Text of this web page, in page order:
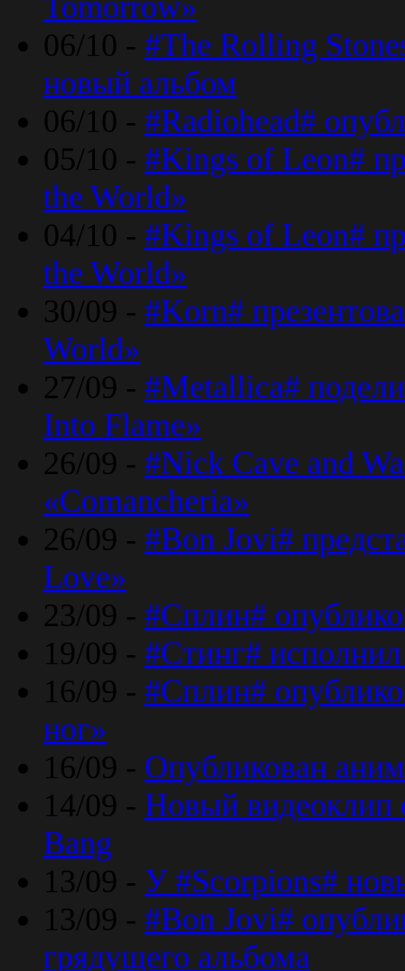
06/10 - #The Rolling
новый альбом
06/10 - #Radiohead#
05/10 - #Kings of Leon#
the World»
04/10 - #Kings of Leon#
the World»
30/09 - #Korn#
World»
27/09 - #Metallica#
Into Flame»
26/09 - #Nick Cave and
«Comancheria»
26/09 - #Bon Jovi#
Love»
23/09 - #Сплин#
19/09 - #Стинг#
16/09 - #Сплин#
ног»
16/09 - Опубликован
14/09 - Новый видеоклип
Bang
13/09 - У #Scorpions#
13/09 - #Bon Jovi#
грядущего альбома